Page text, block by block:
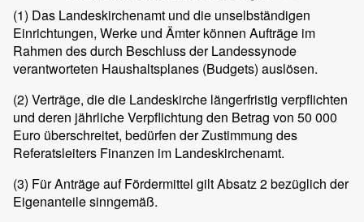
(1) Das Landeskirchenamt und die unselbständigen
Einrichtungen, Werke und Ämter können Aufträge im
Rahmen des durch Beschluss der Landessynode
verantworteten Haushaltsplanes (Budgets) auslösen.
(2) Verträge, die die Landeskirche längerfristig verpflichten
und deren jährliche Verpflichtung den Betrag von 50 000
Euro überschreitet, bedürfen der Zustimmung des
Referatsleiters Finanzen im Landeskirchenamt.
(3) Für Anträge auf Fördermittel gilt Absatz 2 bezüglich der
Eigenanteile sinngemäß.